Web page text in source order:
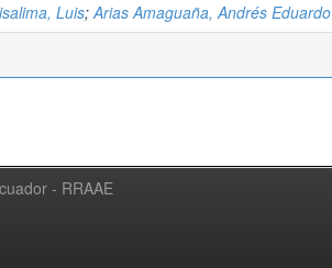
Luis;Arias Amaguaña, Andrés Eduardo
- RRAAE